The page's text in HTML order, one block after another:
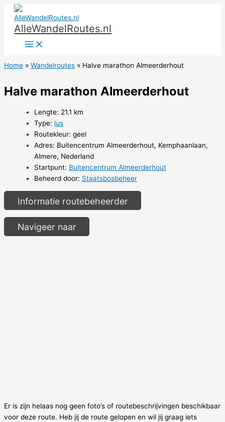
naar
inhoud
AlleWandelRoutes.nl
Home Wandelroutes Halve marathon Almeerderhout
Halve marathon Almeerderhout
Lengte: 21.1 km
Type: lus
Routekleur: geel
Adres: Buitencentrum Almeerderhout, Kemphaanlaan,
Almere, Nederland
Startpunt: Buitencentrum Almeerderhout
Beheerd door: Staatsbosbeheer
Informatie routebeheerder
Navigeer naar
Er is zijn helaas nog geen foto’s of routebeschrijvingen beschikbaar
voor deze route. Heb jij de route gelopen en wil jij graag iets